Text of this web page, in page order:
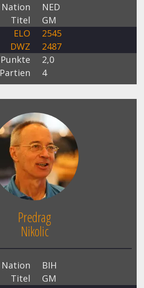
Nation
NED
Titel
GM
ELO
2545
DWZ
2487
Punkte
2,0
Partien
4
Predrag
Nikolic
Nation
BIH
Titel
GM